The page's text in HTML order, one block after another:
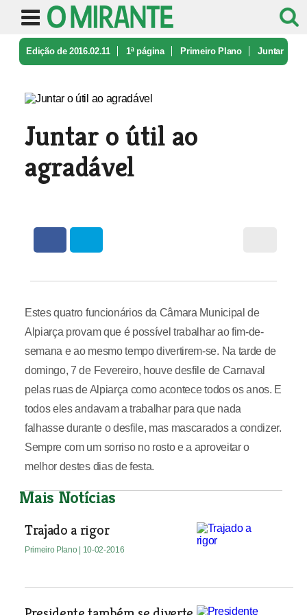
Edição de 2016.02.11 1ª página Primeiro Plano Juntar
Juntar o útil ao
agradável
Estes quatro funcionários da Câmara Municipal de
Alpiarça provam que é possível trabalhar ao fim-de-
semana e ao mesmo tempo divertirem-se. Na tarde de
domingo, 7 de Fevereiro, houve desfile de Carnaval
pelas ruas de Alpiarça como acontece todos os anos. E
todos eles andavam a trabalhar para que nada
falhasse durante o desfile, mas mascarados a condizer.
Sempre com um sorriso no rosto e a aproveitar o
melhor destes dias de festa.
Mais Notícias
Trajado a rigor
Primeiro Plano | 10-02-2016